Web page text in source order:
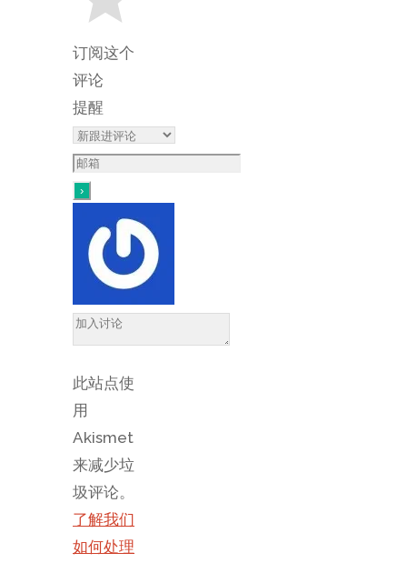
订阅这个
评论
提醒
此站点使
用
Akismet
来减少垃
圾评论。
了解我们
如何处理